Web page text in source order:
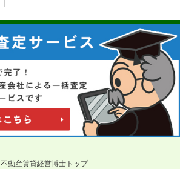
不動産賃貸経営博士トップ